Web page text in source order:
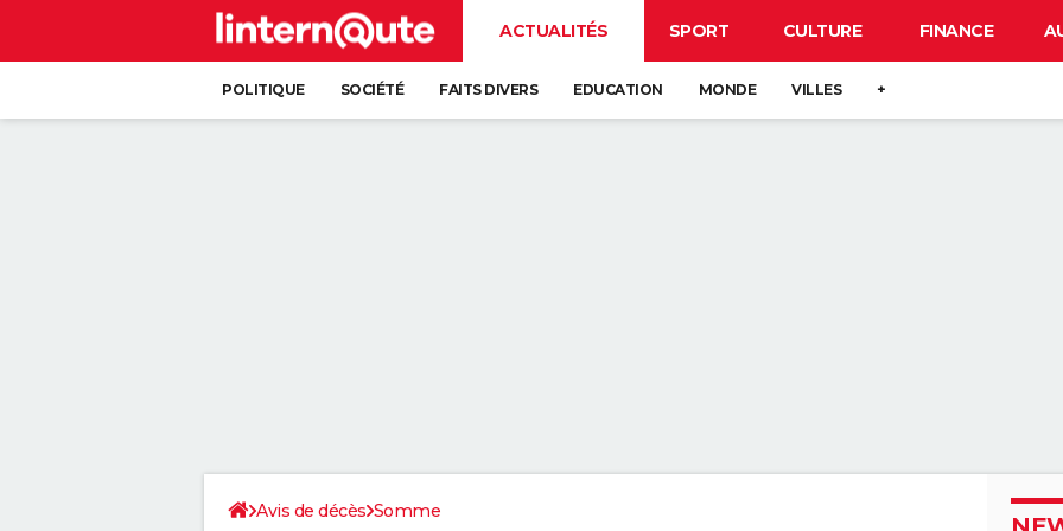
ACTUALITÉS SPORT CULTURE FINANCE
POLITIQUE SOCIÉTÉ FAITS DIVERS EDUCATION MONDE VILLES +
Avis de décès Somme